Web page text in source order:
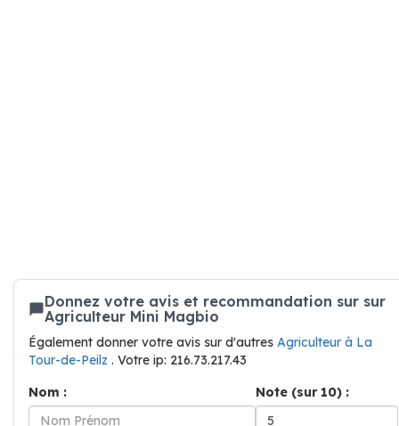
Donnez votre avis et recommandation sur sur
Agriculteur Mini Magbio
Également donner votre avis sur d'autres Agriculteur à La
Tour-de-Peilz . Votre ip: 216.73.217.43
Nom :
Note (sur 10) :